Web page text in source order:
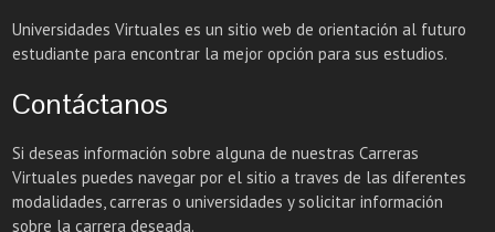
Universidades Virtuales es un sitio web de orientación al futuro
estudiante para encontrar la mejor opción para sus estudios.
Contáctanos
Si deseas información sobre alguna de nuestras Carreras
Virtuales puedes navegar por el sitio a traves de las diferentes
modalidades, carreras o universidades y solicitar información
sobre la carrera deseada.